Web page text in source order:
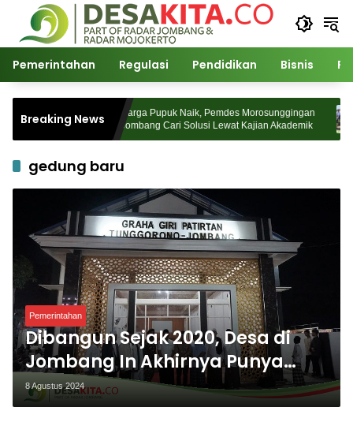
Langsung
konten
Pemerintahan Regulasi Pendidikan Bisnis
Breaking News
Padati
Harga Pupuk Naik, Pemdes Morosunggingan
Jombang Cari Solusi Lewat Kajian Akademik
gedung baru
Pemerintahan
Dibangun Sejak 2020, Desa di
Jombang In Akhirnya Punya
Gedung Baru Bernama Graha
Giri Patirtan
8 Agustus 2024